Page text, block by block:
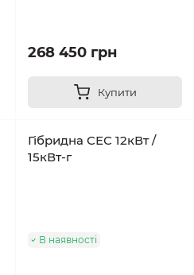
268 450 грн
Купити
Гібридна СЕС 12кВт /
15кВт-г
В наявності